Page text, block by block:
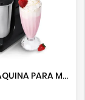
RC-219 MAQUINA PARA MALTEADAS